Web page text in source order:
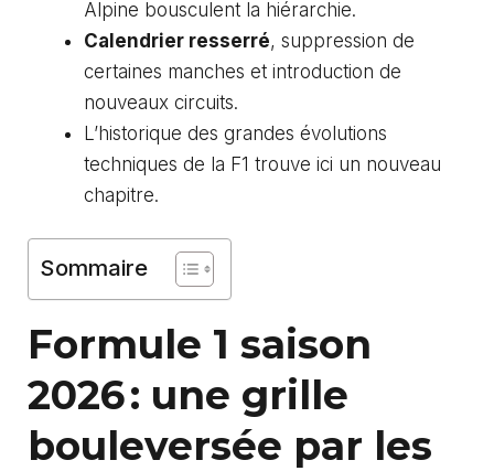
Alpine bousculent la hiérarchie.
Calendrier resserré, suppression de
certaines manches et introduction de
nouveaux circuits.
L’historique des grandes évolutions
techniques de la F1 trouve ici un nouveau
chapitre.
Sommaire
Formule 1 saison
2026 : une grille
bouleversée par les